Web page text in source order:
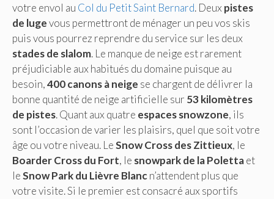
votre envol au Col du Petit Saint Bernard. Deux pistes
de lugevous permettront de ménager un peu vos skis
puis vous pourrez reprendre du service sur les deux
stades de slalom. Le manque de neige est rarement
préjudiciable aux habitués du domaine puisque au
besoin,400 canons à neige se chargent de délivrer la
bonne quantité de neige artificielle sur 53 kilomètres
de pistes. Quant aux quatre espaces snowzone, ils
sont l’occasion de varier les plaisirs, quel que soit votre
âge ou votre niveau. LeSnow Cross des Zittieux, le
Boarder Cross du Fort, le snowpark de la Polettaet
leSnow Park du Lièvre Blancn’attendent plus que
votre visite. Si le premier est consacré aux sportifs